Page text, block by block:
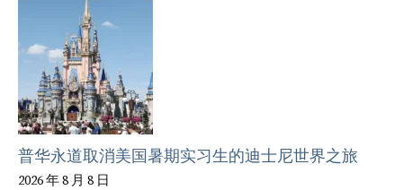
普华永道取消美国暑期实习生的迪士尼世界之旅
2026 年 8 月 8 日